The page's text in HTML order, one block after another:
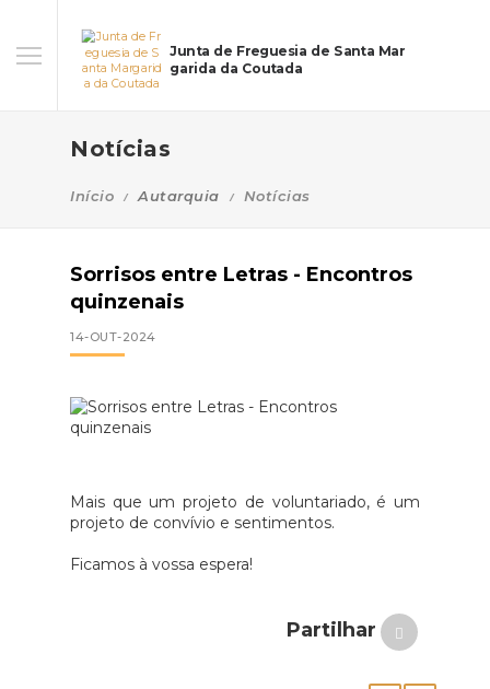
Junta de Freguesia de Santa Mar
garida da Coutada
Notícias
Início Autarquia Notícias
Sorrisos entre Letras - Encontros
quinzenais
14-OUT-2024
Mais que um projeto de voluntariado, é um
projeto de convívio e sentimentos.
Ficamos à vossa espera!
Partilhar